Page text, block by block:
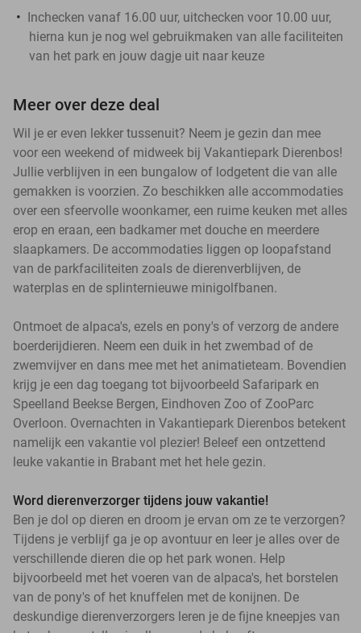
Inchecken vanaf 16.00 uur, uitchecken voor 10.00 uur,
hierna kun je nog wel gebruikmaken van alle faciliteiten
van het park en jouw dagje uit naar keuze
Meer over deze deal
Wil je er even lekker tussenuit? Neem je gezin dan mee
voor een weekend of midweek bij Vakantiepark Dierenbos!
Jullie verblijven in een bungalow of lodgetent die van alle
gemakken is voorzien. Zo beschikken alle accommodaties
over een sfeervolle woonkamer, een ruime keuken met alles
erop en eraan, een badkamer met douche en meerdere
slaapkamers. De accommodaties liggen op loopafstand
van de parkfaciliteiten zoals de dierenverblijven, de
waterplas en de splinternieuwe minigolfbanen.
Ontmoet de alpaca's, ezels en pony's of verzorg de andere
boerderijdieren. Neem een duik in het zwembad of de
zwemvijver en dans mee met het animatieteam. Bovendien
krijg je een dag toegang tot bijvoorbeeld Safaripark en
Speelland Beekse Bergen, Eindhoven Zoo of ZooParc
Overloon. Overnachten in Vakantiepark Dierenbos betekent
namelijk een vakantie vol plezier! Beleef een ontzettend
leuke vakantie in Brabant met het hele gezin.
Word dierenverzorger tijdens jouw vakantie!
Ben je dol op dieren en droom je ervan om ze te verzorgen?
Tijdens je verblijf ga je op avontuur en leer je alles over de
verschillende dieren die op het park wonen. Help
bijvoorbeeld met het voeren van de alpaca's, het borstelen
van de pony's of het knuffelen met de konijnen. De
deskundige dierenverzorgers leren je de fijne kneepjes van